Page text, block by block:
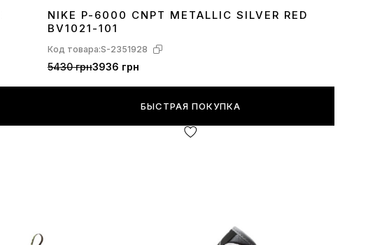
3637 38414243 44
NIKE P-6000 CNPT METALLIC SILVER RED
BV1021-101
Код товара:S-2351928
5430 грн3936 грн
БЫСТРАЯ ПОКУПКА